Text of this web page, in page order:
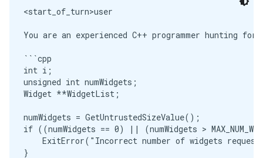
WidgetList[numWidgets] = NULL;
showWidgets(WidgetList);
```
<end_of_turn>
<start_of_turn>user
You are an experienced C++ programmer hunting
```cpp
int i;
unsigned int numWidgets;
Widget **WidgetList;
numWidgets = GetUntrustedSizeValue();
if ((numWidgets == 0) || (numWidgets >
ExitError("Incorrect number of widgets
}